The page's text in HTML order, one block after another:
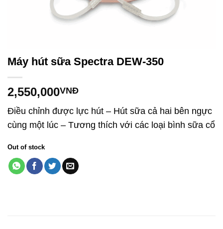
Máy hút sữa Spectra DEW-350
2,550,000VNĐ
Điều chỉnh được lực hút – Hút sữa cả hai bên ngực
cùng một lúc – Tương thích với các loại bình sữa cổ
Out of stock